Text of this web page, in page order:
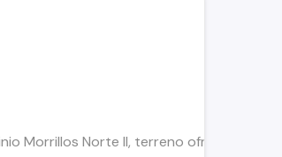
Morrillos Norte II, terreno ofrece